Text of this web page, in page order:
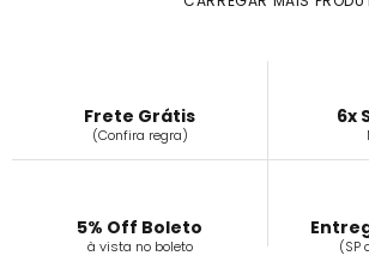
Frete Grátis
(Confira regra)
6x
5% Off Boleto
à vista no boleto (SP